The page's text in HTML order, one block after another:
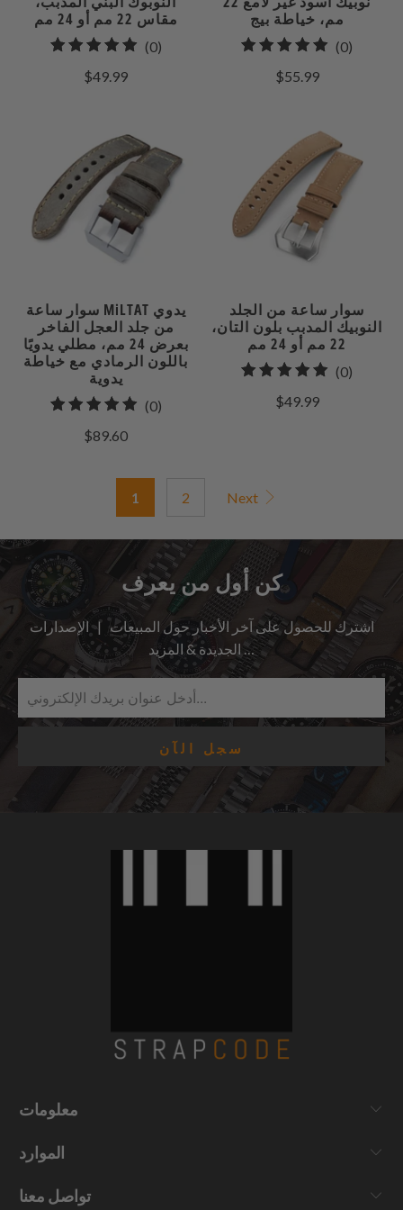
مقاس 22 مم أو 24 مم
(0)0
$49.99
مم، خياطة بيج
(0)
$55.99
سوار ساعة MiLTAT يدوي
من جلد العجل الفاخر
بعرض 24 مم، مطلي يدويًا
باللون الرمادي مع خياطة
يدوية
(0)0
$89.60
سوار ساعة من الجلد
النوبيك المدبب بلون التان،
22 مم أو 24 مم
(0)
$49.99
1 2 Next
كن أول من يعرف
اشترك للحصول على آخر الأخبار حول المبيعات | الإصدارات
الجديدة & المزيد …
معلومات
الموارد
تواصل معنا